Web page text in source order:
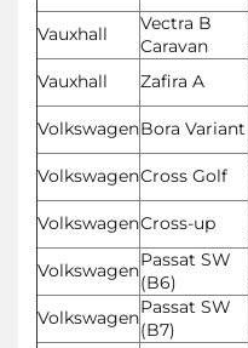
Vauxhall
Vectra B
Caravan
Vauxhall
Zafira A
VolkswagenBora Variant
VolkswagenCross Golf
VolkswagenCross-up
VolkswagenPassat SW
(B6)
VolkswagenPassat SW
(B7)